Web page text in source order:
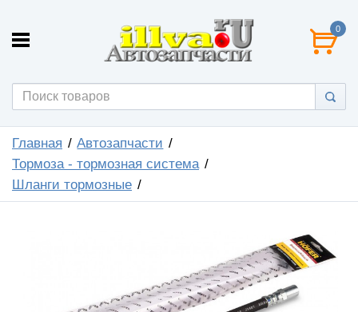
0
Главная
Автозапчасти
Тормоза - тормозная система
Шланги тормозные